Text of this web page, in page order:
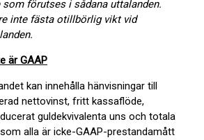
förutses i sådana uttalanden.
inte fästa otillbörlig vikt vid
är GAAP
kan innehålla hänvisningar till
nettovinst, fritt kassaflöde,
guldekvivalenta uns och totala
alla är icke-GAAP-prestandamått